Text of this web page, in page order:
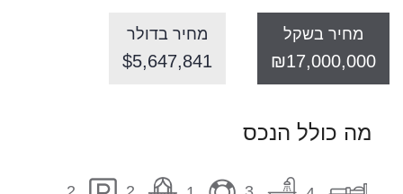
מחיר בשקל
₪17,000,000
מחיר בדולר
$5,647,841
מה כולל הנכס